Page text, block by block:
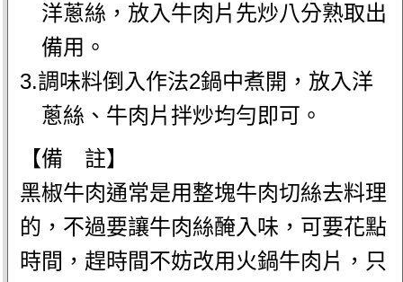
洋蔥絲，放入牛肉片先炒八分熟取出
備用。
3.調味料倒入作法2鍋中煮開，放入洋
蔥絲、牛肉片拌炒均勻即可。
【備 註】
黑椒牛肉通常是用整塊牛肉切絲去料理
的，不過要讓牛肉絲醃入味，可要花點
時間，趕時間不妨改用火鍋牛肉片，只